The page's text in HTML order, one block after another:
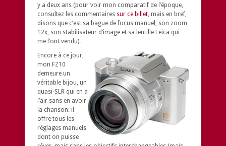
y a deux ans (pour voir mon comparatif de l’époque,
consultez les commentaires sur ce billet , mais en bref,
disons que c’est sa bague de focus manuel, son zoom
12x, son stabilisateur d’image et sa lentille Leica qui
me l’ont vendu).
Encore à ce jour,
mon FZ10
demeure un
véritable bijou, un
quasi-SLR qui en a
l’air sans en avoir
la chanson: il
offre tous les
réglages manuels
dont on puisse